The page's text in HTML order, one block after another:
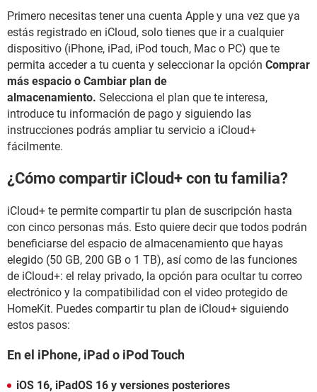
Primero necesitas tener una cuenta Apple y una vez que ya
estás registrado en iCloud, solo tienes que ir a cualquier
dispositivo (iPhone, iPad, iPod touch, Mac o PC) que te
permita acceder a tu cuenta y seleccionar la opción Comprar
más espacio o Cambiar plan de
almacenamiento. Selecciona el plan que te interesa,
introduce tu información de pago y siguiendo las
instrucciones podrás ampliar tu servicio a iCloud+
fácilmente.
¿Cómo compartir iCloud+ con tu familia?
iCloud+ te permite compartir tu plan de suscripción hasta
con cinco personas más. Esto quiere decir que todos podrán
beneficiarse del espacio de almacenamiento que hayas
elegido (50 GB, 200 GB o 1 TB), así como de las funciones
de iCloud+: el relay privado, la opción para ocultar tu correo
electrónico y la compatibilidad con el video protegido de
HomeKit. Puedes compartir tu plan de iCloud+ siguiendo
estos pasos:
En el iPhone, iPad o iPod Touch
iOS 16, iPadOS 16 y versiones posteriores